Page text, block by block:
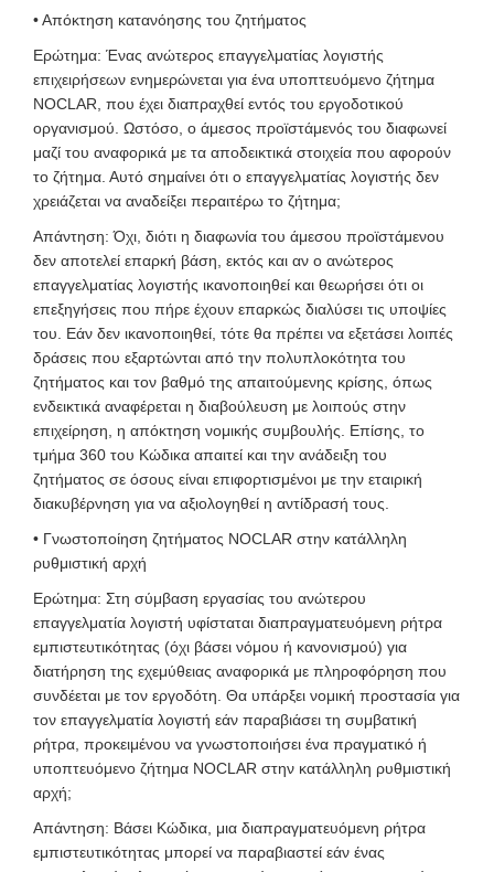
• Απόκτηση κατανόησης του ζητήματος
Ερώτημα: Ένας ανώτερος επαγγελματίας λογιστής
επιχειρήσεων ενημερώνεται για ένα υποπτευόμενο ζήτημα
NOCLAR, που έχει διαπραχθεί εντός του εργοδοτικού
οργανισμού. Ωστόσο, ο άμεσος προϊστάμενός του διαφωνεί
μαζί του αναφορικά με τα αποδεικτικά στοιχεία που αφορούν
το ζήτημα. Αυτό σημαίνει ότι ο επαγγελματίας λογιστής δεν
χρειάζεται να αναδείξει περαιτέρω το ζήτημα;
Απάντηση: Όχι, διότι η διαφωνία του άμεσου προϊστάμενου
δεν αποτελεί επαρκή βάση, εκτός και αν ο ανώτερος
επαγγελματίας λογιστής ικανοποιηθεί και θεωρήσει ότι οι
επεξηγήσεις που πήρε έχουν επαρκώς διαλύσει τις υποψίες
του. Εάν δεν ικανοποιηθεί, τότε θα πρέπει να εξετάσει λοιπές
δράσεις που εξαρτώνται από την πολυπλοκότητα του
ζητήματος και τον βαθμό της απαιτούμενης κρίσης, όπως
ενδεικτικά αναφέρεται η διαβούλευση με λοιπούς στην
επιχείρηση, η απόκτηση νομικής συμβουλής. Επίσης, το
τμήμα 360 του Κώδικα απαιτεί και την ανάδειξη του
ζητήματος σε όσους είναι επιφορτισμένοι με την εταιρική
διακυβέρνηση για να αξιολογηθεί η αντίδρασή τους.
• Γνωστοποίηση ζητήματος NOCLAR στην κατάλληλη
ρυθμιστική αρχή
Ερώτημα: Στη σύμβαση εργασίας του ανώτερου
επαγγελματία λογιστή υφίσταται διαπραγματευόμενη ρήτρα
εμπιστευτικότητας (όχι βάσει νόμου ή κανονισμού) για
διατήρηση της εχεμύθειας αναφορικά με πληροφόρηση που
συνδέεται με τον εργοδότη. Θα υπάρξει νομική προστασία για
τον επαγγελματία λογιστή εάν παραβιάσει τη συμβατική
ρήτρα, προκειμένου να γνωστοποιήσει ένα πραγματικό ή
υποπτευόμενο ζήτημα NOCLAR στην κατάλληλη ρυθμιστική
αρχή;
Απάντηση: Βάσει Κώδικα, μια διαπραγματευόμενη ρήτρα
εμπιστευτικότητας μπορεί να παραβιαστεί εάν ένας